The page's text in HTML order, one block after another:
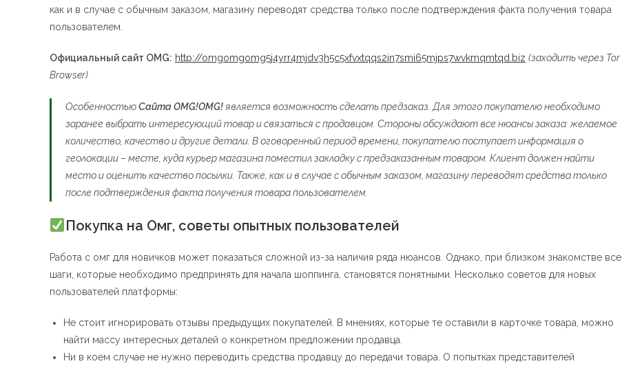
как и в случае с обычным заказом, магазину переводят средства только после подтверждения факта получения товара
пользователем.
Официальный сайт OMG: http://omgomgomg5j4yrr4mjdv3h5c5xfvxtqqs2in7smi65mjps7wvkmqmtqd.biz (заходить через Tor
Browser)
ОсобенностьюСайта OMG!OMG! является возможность сделать предзаказ. Для этого покупателю необходимо
заранее выбрать интересующий товар и связаться с продавцом. Стороны обсуждают все нюансы заказа: желаемое
количество, качество и другие детали. В оговоренный период времени, покупателю поступает информация о
геолокации – месте, куда курьер магазина поместил закладку с предзаказанным товаром. Клиент должен найти
место и оценить качество посылки. Также, как и в случае с обычным заказом, магазину переводят средства только
после подтверждения факта получения товара пользователем.
Покупка на Омг, советы опытных пользователей
Работа с омг для новичков может показаться сложной из-за наличия ряда нюансов. Однако, при близком знакомстве все
шаги, которые необходимо предпринять для начала шоппинга, становятся понятными. Несколько советов для новых
пользователей платформы:
Не стоит игнорировать отзывы предыдущих покупателей. В мнениях, которые те оставили в карточке товара, можно
найти массу интересных деталей о конкретном предложении продавца.
Ни в коем случае не нужно переводить средства продавцу до передачи товара. О попытках представителей